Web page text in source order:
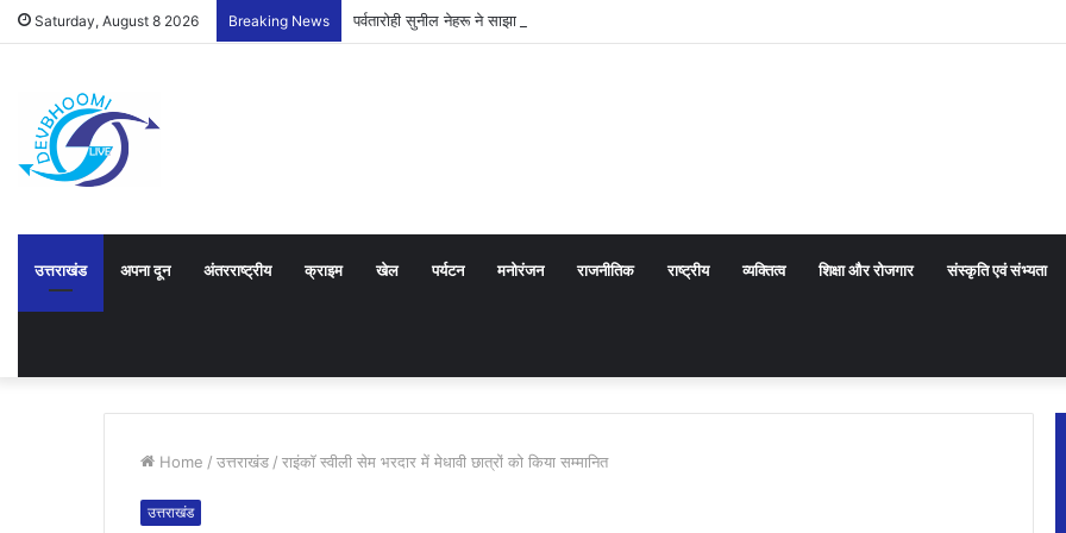
Saturday, August 8 2026 Breaking News पर्वतारोही सुनील नेहरू ने साझा किए ऑडेन्स कोल आरोहण के रोमांचक अनुभव
उत्तराखंड अपना दून अंतरराष्ट्रीय क्राइम खेल पर्यटन मनोरंजन राजनीतिक राष्ट्रीय व्यक्तित्व शिक्षा और रोजगार संस्कृति एवं संभ्यता
Home / उत्तराखंड / राइंकाॅ स्वीली सेम भरदार में मेधावी छात्रों को किया सम्मानित
उत्तराखंड